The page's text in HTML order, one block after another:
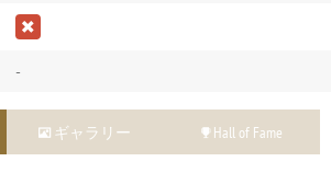
-
ギャラリー Hall of Fame